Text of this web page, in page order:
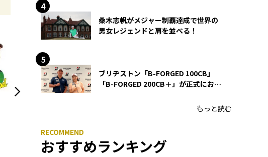
桑木志帆がメジャー制覇達成で世界の
男女レジェンドと肩を並べる！
ブリヂストン「B-FORGED 100CB」
「B-FORGED 200CB＋」が正式にお披
もっと読む
おすすめランキング